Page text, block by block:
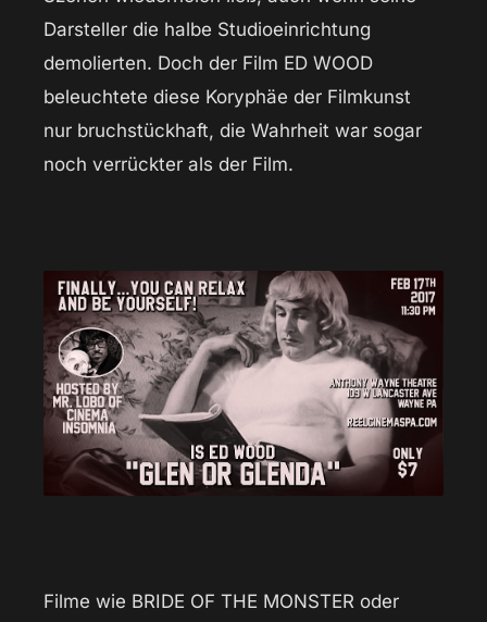
Darsteller die halbe Studioeinrichtung
demolierten. Doch der Film ED WOOD
beleuchtete diese Koryphäe der Filmkunst
nur bruchstückhaft, die Wahrheit war sogar
noch verrückter als der Film.
Filme wie BRIDE OF THE MONSTER oder